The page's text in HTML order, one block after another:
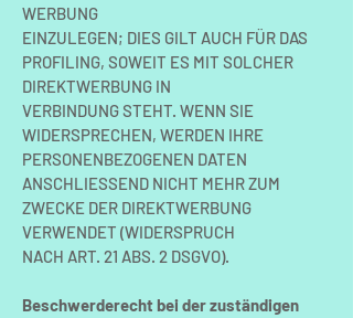
WERBUNG
EINZULEGEN; DIES GILT AUCH FÜR DAS
PROFILING, SOWEIT ES MIT SOLCHER
DIREKTWERBUNG IN
VERBINDUNG STEHT. WENN SIE
WIDERSPRECHEN, WERDEN IHRE
PERSONENBEZOGENEN DATEN
ANSCHLIESSEND NICHT MEHR ZUM
ZWECKE DER DIREKTWERBUNG
VERWENDET (WIDERSPRUCH
NACH ART. 21 ABS. 2 DSGVO).
Beschwerderecht bei der zuständigen